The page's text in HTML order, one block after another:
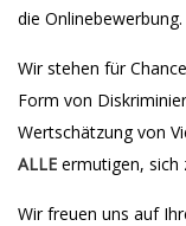
die Onlinebewerbung.
Wir stehen für
Form von
Wertschätzung von
ALLE ermutigen, sich
Wir freuen uns auf